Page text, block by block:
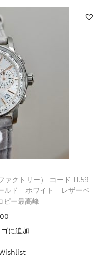
クトリー） コード 11.59
ルド ホワイト レザーベ
ー最高峰
に追加